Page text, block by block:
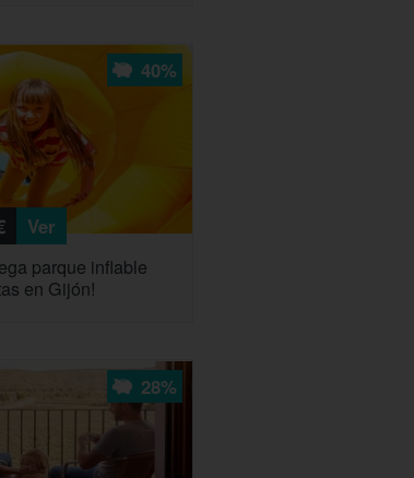
40%
Ver
parque inflable
en Gijón!
28%